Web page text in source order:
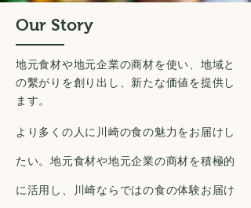
Our Story
地元食材や地元企業の商材を使い、地域と
の繫がりを創り出し、新たな価値を提供し
ます。
より多くの人に川崎の食の魅力をお届けし
たい。地元食材や地元企業の商材を積極的
に活用し、川崎ならではの食の体験お届け